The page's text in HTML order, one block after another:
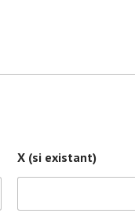
X (si existant)